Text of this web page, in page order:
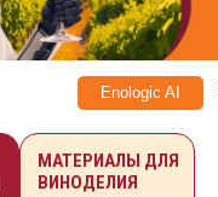
Enologic AI
МАТЕРИАЛЫ ДЛЯ
ВИНОДЕЛИЯ